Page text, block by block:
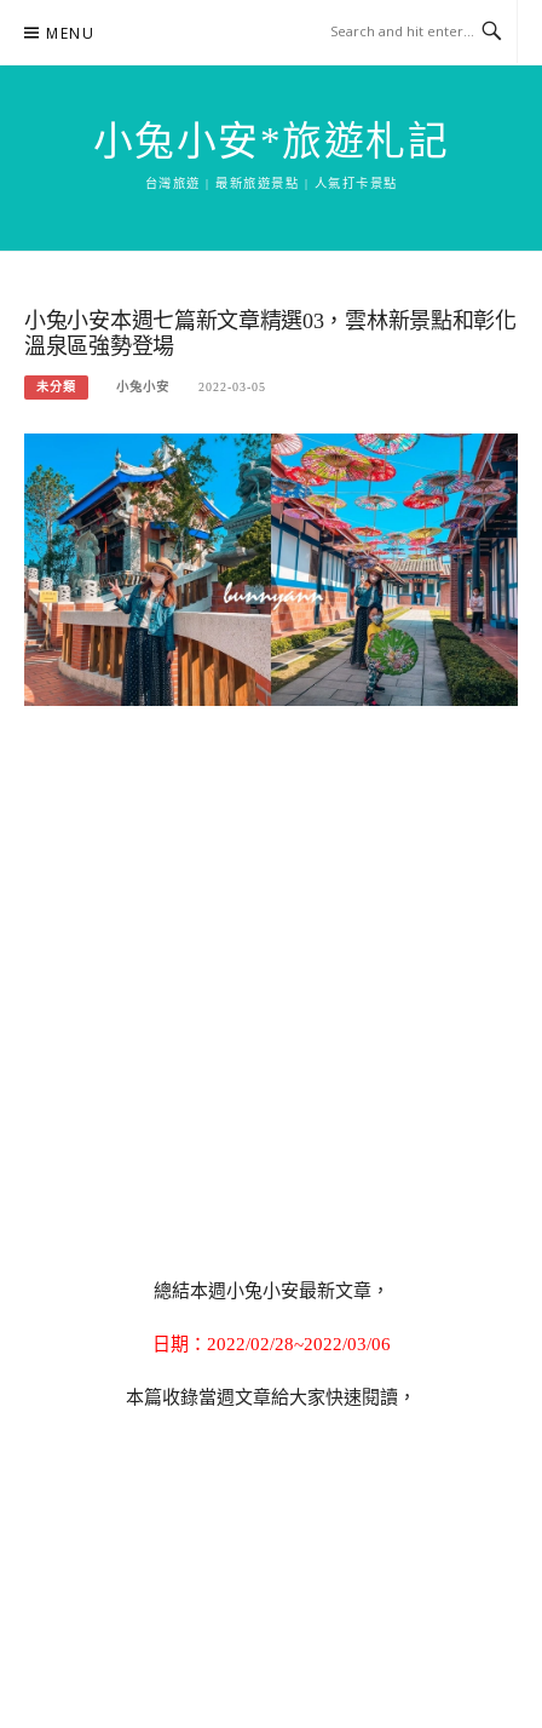
content
MENU
小兔小安*旅遊札記
台灣旅遊 | 最新旅遊景點 | 人氣打卡景點
小兔小安本週七篇新文章精選03，雲林新景點和彰化
溫泉區強勢登場
未分類 小兔小安 2022-03-05
總結本週小兔小安最新文章，
日期：2022/02/28~2022/03/06
本篇收錄當週文章給大家快速閱讀，